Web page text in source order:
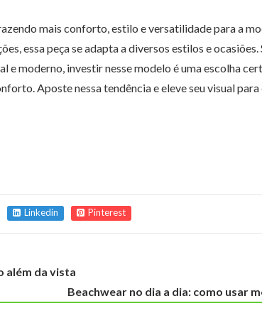
mais conforto, estilo e versatilidade para a
essa peça se adapta a diversos estilos e ocasiões.
e moderno, investir nesse modelo é uma escolha
Aposte nessa tendência e eleve seu visual
Linkedin Pinterest
além da vista
Beachwear no dia a dia: como usar